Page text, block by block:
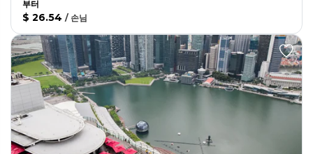
부터
$ 26.54 / 손님